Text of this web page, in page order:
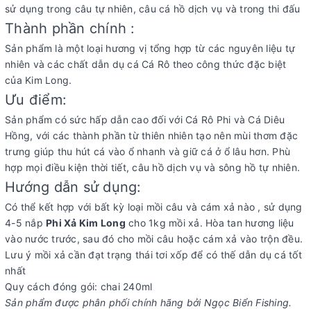
sử dụng trong câu tự nhiên, câu cá hồ dịch vụ và trong thi đấu
Thành phần chính :
Sản phẩm là một loại hương vị tổng hợp từ các nguyên liệu tự
nhiên và các chất dẫn dụ cá Cá Rô theo công thức đặc biệt
của Kim Long.
Ưu điểm:
Sản phẩm có sức hấp dẫn cao đối với Cá Rô Phi và Cá Diêu
Hồng, với các thành phần từ thiên nhiên tạo nên mùi thơm đặc
trưng giúp thu hút cá vào ổ nhanh và giữ cá ở ổ lâu hơn. Phù
hợp mọi điều kiện thời tiết, câu hồ dịch vụ và sông hồ tự nhiên.
Hướng dẫn sử dụng:
Có thể kết hợp với bất kỳ loại mồi câu và cám xả nào , sử dụng
4-5 nắp Phi Xả Kim Long cho 1kg mồi xả. Hòa tan hương liệu
vào nước trước, sau đó cho mồi câu hoặc cám xả vào trộn đều.
Lưu ý mồi xả cần đạt trạng thái tơi xốp để có thế dẫn dụ cá tốt
nhất
Quy cách đóng gói: chai 240ml
Sản phẩm được phân phối chính hãng bởi Ngọc Biển Fishing.